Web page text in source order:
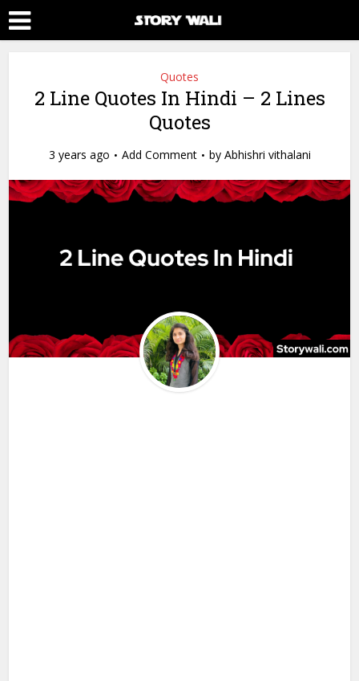
Quotes
2 Line Quotes In Hindi – 2 Lines
Quotes
3 years ago Add Comment by Abhishri vithalani